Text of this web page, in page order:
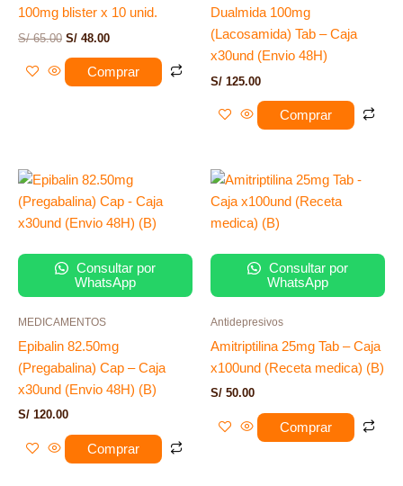
100mg blister x 10 unid.
S/65.00 S/ 48.00
Comprar
Dualmida 100mg
(Lacosamida) Tab – Caja
x30und (Envio 48H)
S/ 125.00
Comprar
Consultar por
WhatsApp
MEDICAMENTOS
Epibalin 82.50mg
(Pregabalina) Cap – Caja
x30und (Envio 48H) (B)
S/ 120.00
Comprar
Consultar por
WhatsApp
Antidepresivos
Amitriptilina 25mg Tab – Caja
x100und (Receta medica) (B)
S/ 50.00
Comprar